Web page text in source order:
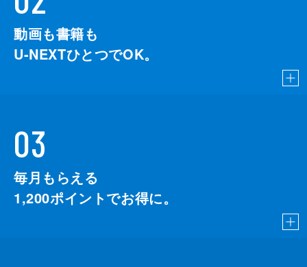
動画も書籍も
U-NEXTひとつでOK。
03
毎月もらえる
1,200ポイントでお得に。